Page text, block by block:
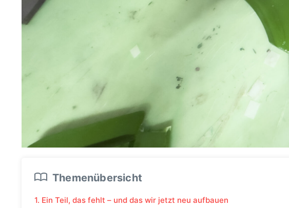
Themenübersicht
1. Ein Teil, das fehlt – und das wir jetzt neu aufbauen